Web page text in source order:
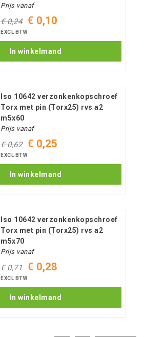
Prijs vanaf
€ 0,24 € 0,10
EXCL BTW
In winkelmand
Iso 10642 verzonkenkopschroef
Torx met pin (Torx25) rvs a2
m5x60
Prijs vanaf
€ 0,62 € 0,25
EXCL BTW
In winkelmand
Iso 10642 verzonkenkopschroef
Torx met pin (Torx25) rvs a2
m5x70
Prijs vanaf
€ 0,71 € 0,28
EXCL BTW
In winkelmand